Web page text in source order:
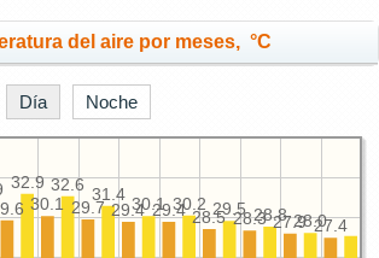
del aire por meses, °C
Día Noche
27.4
27.9
28.3
28.5
29.4
29.4
29.7
30.1
28.0
28.8
29.5
30.2
30.1
31.4
32.6
32.9